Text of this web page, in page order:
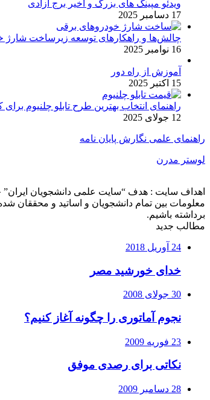
ویدئو مپینگ های بزرگ و اخیر برج آزادی
17 دسامبر 2025
چالش‌ها و راهکارهای توسعه زیرساخت شارژ
16 نوامبر 2025
آموزش از راه دور
15 اکتبر 2025
راهنمای انتخاب بهترین طرح تابلو چلنیوم
12 جولای 2025
راهنمای علمی نگارش پایان نامه
لوستر مدرن
اهداف سایت : هدف “سایت علمی دانشجویان
معلومات بین تمام دانشجویان و اساتید و محققان
برداشته باشیم.
مطالب جدید
24 آوریل 2018
خدای خورشید مصر
30 جولای 2008
نجوم آماتوری را چگونه آغاز کنیم؟
23 فوریه 2009
نکاتی برای رصدی موفق
28 دسامبر 2009